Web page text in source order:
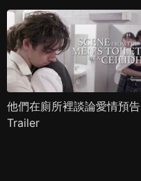
他們在廁所裡談論愛情預告
Trailer